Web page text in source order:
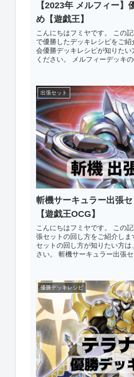
【2023年 メルフィー】
め【遊戯王】
こんにちはフミヤです。 この
で優勝したデッキレシピをご
会優勝デッキレシピが知りた
ください。 メルフィーデッキ
出張セット
斬機サーキュラー出張
【遊戯王OCG】
こんにちはフミヤです。 この
張セットの回し方をご紹介し
セットの回し方が知りたい方
さい。 斬機サーキュラー出張
優勝デッキレシピ